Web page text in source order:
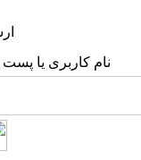
نام کاربری یا